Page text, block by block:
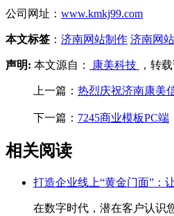
公司网址： www.kmkj99.com
本文标签 ： 济南网站制作 济南网
声明: 本文源自： 康美科技 ，转
上一篇： 热烈庆祝济南康美
下一篇： 7245商业模板PC端
相关阅读
打造企业线上“黄金门面”：
在数字时代，潜在客户认识